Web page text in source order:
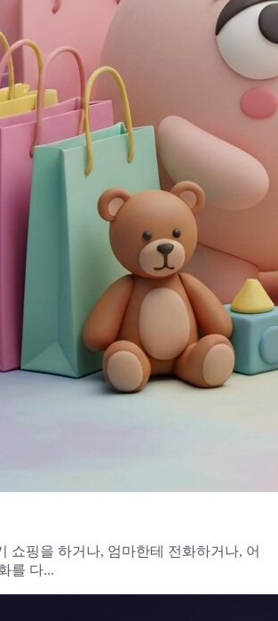
쇼핑을 하거나, 엄마한테 전화하거나, 어
를 다...